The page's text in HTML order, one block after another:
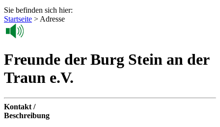
Sie befinden sich hier:
Startseite > Adresse
Freunde der Burg Stein an der
Traun e.V.
Kontakt /
Beschreibung